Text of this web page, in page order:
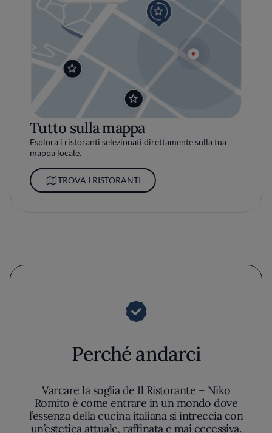
Tutto sulla mappa
Esplora i ristoranti selezionati direttamente sulla tua
mappa locale.
TROVA I RISTORANTI
Perché andarci
Varcare la soglia de Il Ristorante – Niko
Romito è come entrare in un mondo dove
l’essenza della cucina italiana si intreccia con
un’estetica attuale, raffinata e mai eccessiva.